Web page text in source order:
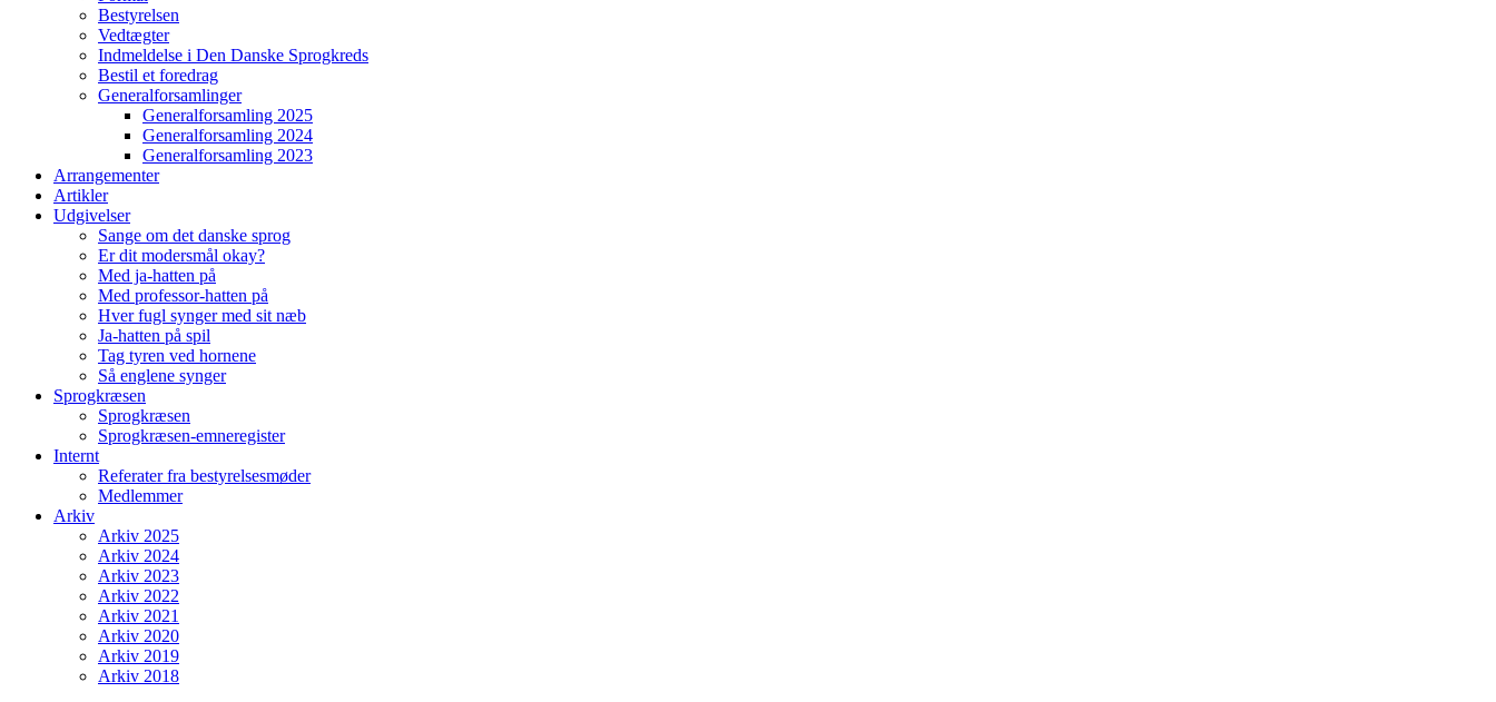
Bestyrelsen
Vedtægter
Indmeldelse i Den Danske Sprogkreds
Bestil et foredrag
Generalforsamlinger
Generalforsamling 2025
Generalforsamling 2024
Generalforsamling 2023
Arrangementer
Artikler
Udgivelser
Sange om det danske sprog
Er dit modersmål okay?
Med ja-hatten på
Med professor-hatten på
Hver fugl synger med sit næb
Ja-hatten på spil
Tag tyren ved hornene
Så englene synger
Sprogkræsen
Sprogkræsen
Sprogkræsen-emneregister
Internt
Referater fra bestyrelsesmøder
Medlemmer
Arkiv
Arkiv 2025
Arkiv 2024
Arkiv 2023
Arkiv 2022
Arkiv 2021
Arkiv 2020
Arkiv 2019
Arkiv 2018